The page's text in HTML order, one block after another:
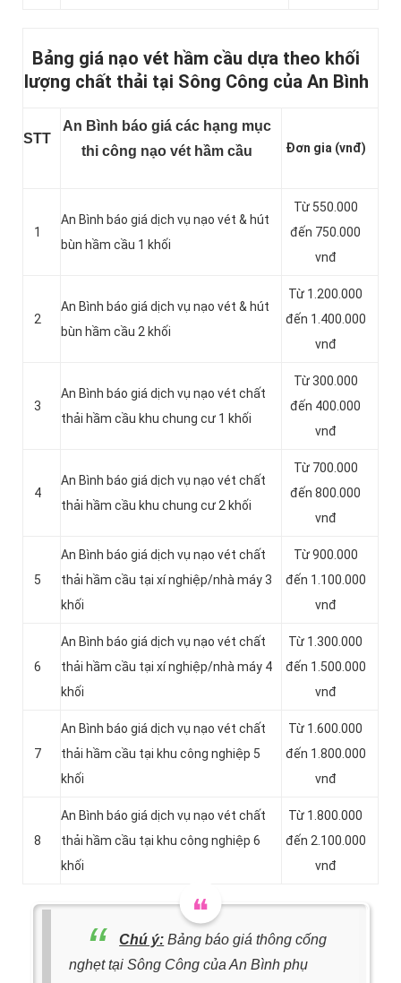
Bảng giá nạo vét hầm cầu dựa theo khối
lượng chất thải tại Sông Công của An Bình
STT
An Bình báo giá các hạng mục
thi công nạo vét hầm cầu
Đơn gia (vnđ)
1
An Bình báo giá dịch vụ nạo vét & hút
bùn hầm cầu 1 khối
Từ 550.000
đến 750.000
vnđ
2
An Bình báo giá dịch vụ nạo vét & hút
bùn hầm cầu 2 khối
Từ 1.200.000
đến 1.400.000
vnđ
3
An Bình báo giá dịch vụ nạo vét chất
thải hầm cầu khu chung cư 1 khối
Từ 300.000
đến 400.000
vnđ
4
An Bình báo giá dịch vụ nạo vét chất
thải hầm cầu khu chung cư 2 khối
Từ 700.000
đến 800.000
vnđ
5
An Bình báo giá dịch vụ nạo vét chất
thải hầm cầu tại xí nghiệp/nhà máy 3
khối
Từ 900.000
đến 1.100.000
vnđ
6
An Bình báo giá dịch vụ nạo vét chất
thải hầm cầu tại xí nghiệp/nhà máy 4
khối
Từ 1.300.000
đến 1.500.000
vnđ
7
An Bình báo giá dịch vụ nạo vét chất
thải hầm cầu tại khu công nghiệp 5
khối
Từ 1.600.000
đến 1.800.000
vnđ
8
An Bình báo giá dịch vụ nạo vét chất
thải hầm cầu tại khu công nghiệp 6
khối
Từ 1.800.000
đến 2.100.000
vnđ
Chú ý: Bảng báo giá thông cống
nghẹt tại Sông Công của An Bình phụ